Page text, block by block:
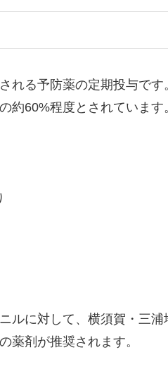
れる予防薬の定期投与で
約60%程度とされています
ルに対して、横須賀・三
薬剤が推奨されます。